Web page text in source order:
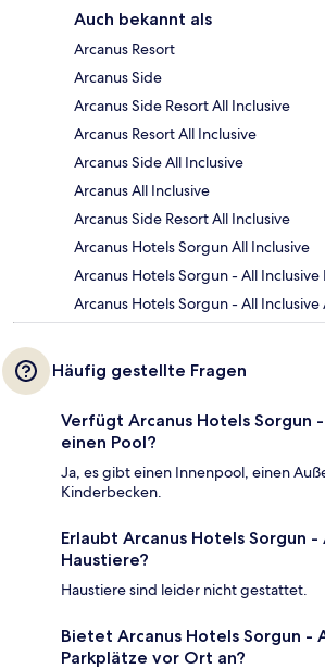
Auch bekannt als
Arcanus Resort
Arcanus Side
Arcanus Side Resort All Inclusive
Arcanus Resort All Inclusive
Arcanus Side All Inclusive
Arcanus All Inclusive
Arcanus Side Resort All Inclusive
Arcanus Hotels Sorgun All Inclusive
Arcanus Hotels Sorgun - All
Arcanus Hotels Sorgun - All
Häufig gestellte Fragen
Verfügt Arcanus Hotels Sorgun
einen Pool?
Ja, es gibt einen Innenpool, einen
Kinderbecken.
Erlaubt Arcanus Hotels Sorgun -
Haustiere?
Haustiere sind leider nicht gestattet.
Bietet Arcanus Hotels Sorgun -
Parkplätze vor Ort an?